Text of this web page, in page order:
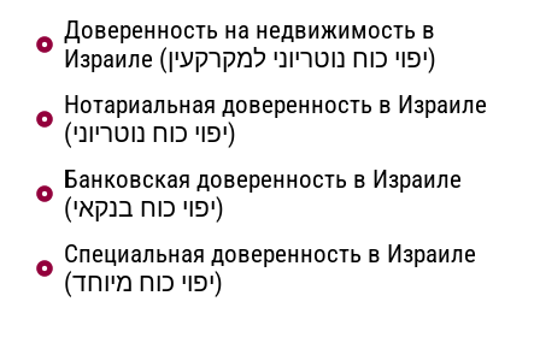
Доверенность на недвижимость в
Израиле (יפוי כוח נוטריוני למקרקעין)
Нотариальная доверенность в Израиле
(יפוי כוח נוטריוני)
Банковская доверенность в Израиле
(יפוי כוח בנקאי)
Специальная доверенность в Израиле
(יפוי כוח מיוחד)